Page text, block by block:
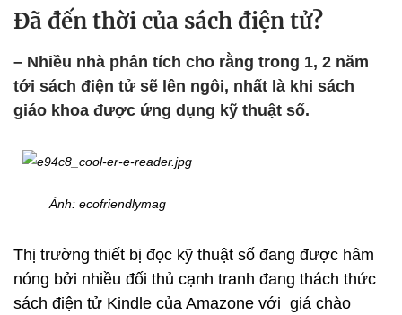
Đã đến thời của sách điện tử?
– Nhiều nhà phân tích cho rằng trong 1, 2 năm
tới sách điện tử sẽ lên ngôi, nhất là khi sách
giáo khoa được ứng dụng kỹ thuật số.
Ảnh: ecofriendlymag
Thị trường thiết bị đọc kỹ thuật số đang được hâm
nóng bởi nhiều đối thủ cạnh tranh đang thách thức
sách điện tử Kindle của Amazone với giá chào